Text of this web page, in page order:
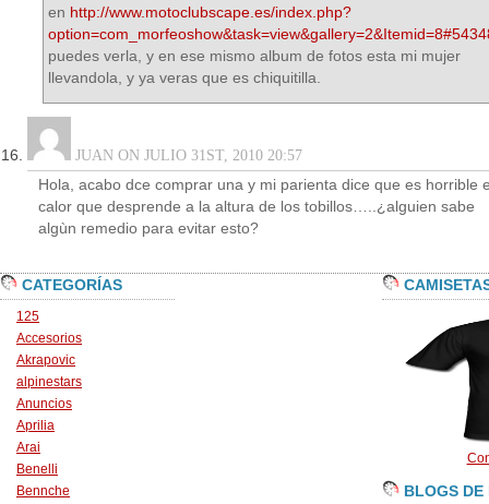
en http://www.motoclubscape.es/index.php?
puedes verla, y en ese mismo album de fotos esta mi mujer
llevandola, y ya veras que es chiquitilla.
JUAN ON JULIO 31ST, 2010 20:57
Hola, acabo dce comprar una y mi parienta dice que es horrible
calor que desprende a la altura de los tobillos…..¿alguien sabe
algùn remedio para evitar esto?
CATEGORÍAS
125
Accesorios
Akrapovic
alpinestars
Anuncios
Aprilia
Arai
Benelli
Bennche
BLOGS DE